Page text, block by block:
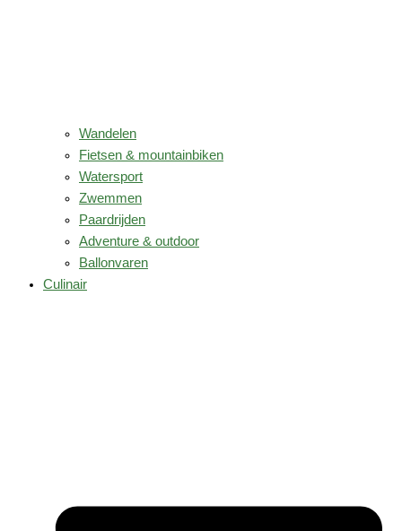
Wandelen
Fietsen & mountainbiken
Watersport
Zwemmen
Paardrijden
Adventure & outdoor
Ballonvaren
Culinair